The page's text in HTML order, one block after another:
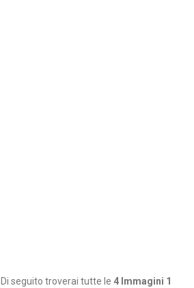
Di seguito troverai tutte le 4 Immagini 1